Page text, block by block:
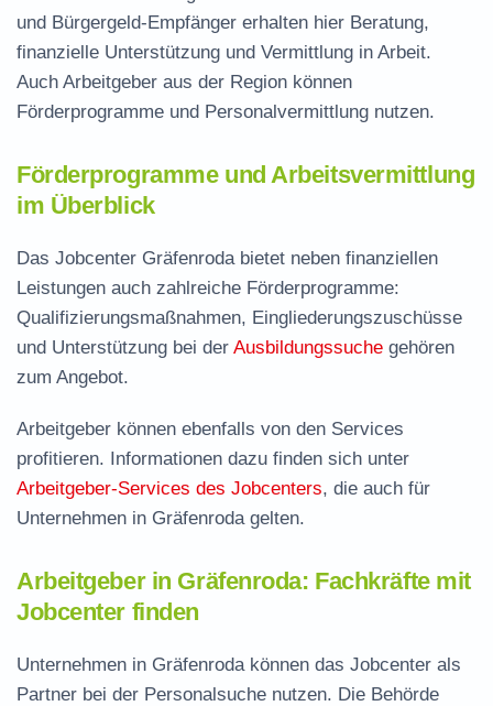
und Bürgergeld-Empfänger erhalten hier Beratung,
finanzielle Unterstützung und Vermittlung in Arbeit.
Auch Arbeitgeber aus der Region können
Förderprogramme und Personalvermittlung nutzen.
Förderprogramme und Arbeitsvermittlung
im Überblick
Das Jobcenter Gräfenroda bietet neben finanziellen
Leistungen auch zahlreiche Förderprogramme:
Qualifizierungsmaßnahmen, Eingliederungszuschüsse
und Unterstützung bei der Ausbildungssuche gehören
zum Angebot.
Arbeitgeber können ebenfalls von den Services
profitieren. Informationen dazu finden sich unter
Arbeitgeber-Services des Jobcenters, die auch für
Unternehmen in Gräfenroda gelten.
Arbeitgeber in Gräfenroda: Fachkräfte mit
Jobcenter finden
Unternehmen in Gräfenroda können das Jobcenter als
Partner bei der Personalsuche nutzen. Die Behörde